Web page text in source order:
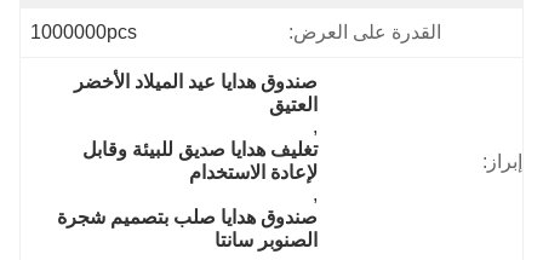
القدرة على العرض: 1000000pcs
إبراز:
العتيق
,
لإعادة الاستخدام
,
الصنوبر سانتا